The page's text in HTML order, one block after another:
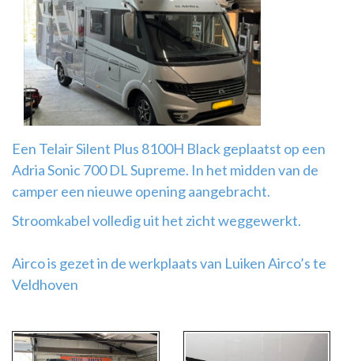
Airco
montage
Een Telair Silent Plus 8100H Black geplaatst op een
Adria Sonic 700 DL Supreme. In het midden van de
camper een nieuwe opening aangebracht.
Stroomkabel volledig uit het zicht weggewerkt.
Airco is gezet in de werkplaats van Luiken Airco’s te
Veldhoven